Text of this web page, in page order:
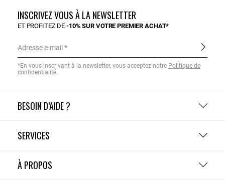
BESOIN D’AIDE ?
SERVICES
À PROPOS
INSCRIVEZ VOUS À LA NEWSLETTER
ET PROFITEZ DE-10% SUR VOTRE PREMIER ACHAT*
Adresse e-mail
*En vous inscrivant à la newsletter, vous acceptez notre Politique de
confidentialité.